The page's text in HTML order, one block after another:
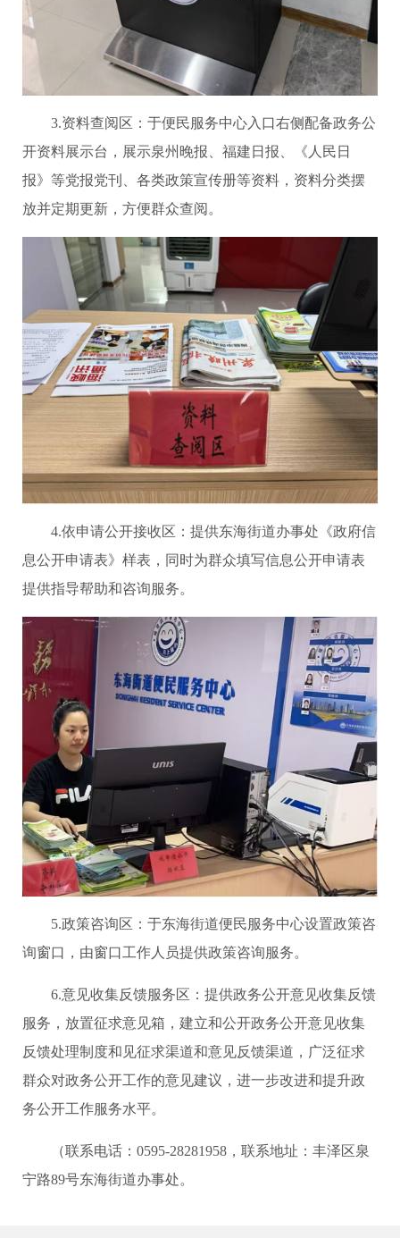
3.资料查阅区：于便民服务中心入口右侧配备政务公
开资料展示台，展示泉州晚报、福建日报、《人民日
报》等党报党刊、各类政策宣传册等资料，资料分类摆
放并定期更新，方便群众查阅。
4.依申请公开接收区：提供东海街道办事处《政府信
息公开申请表》样表，同时为群众填写信息公开申请表
提供指导帮助和咨询服务。
5.政策咨询区：于东海街道便民服务中心设置政策咨
询窗口，由窗口工作人员提供政策咨询服务。
6.意见收集反馈服务区：提供政务公开意见收集反馈
服务，放置征求意见箱，建立和公开政务公开意见收集
反馈处理制度和见征求渠道和意见反馈渠道，广泛征求
群众对政务公开工作的意见建议，进一步改进和提升政
务公开工作服务水平。
（联系电话：0595-28281958，联系地址：丰泽区泉
宁路89号东海街道办事处。